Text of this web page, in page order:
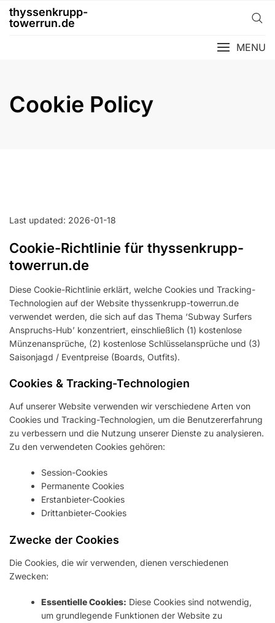
Skipthyssenkrupp-
towerrun.de
MENU
Cookie Policy
Last updated: 2026-01-18
Cookie-Richtlinie für thyssenkrupp-
towerrun.de
Diese Cookie-Richtlinie erklärt, welche Cookies und Tracking-
Technologien auf der Website thyssenkrupp-towerrun.de
verwendet werden, die sich auf das Thema ‘Subway Surfers
Anspruchs-Hub’ konzentriert, einschließlich (1) kostenlose
Münzenansprüche, (2) kostenlose Schlüsselansprüche und (3)
Saisonjagd / Eventpreise (Boards, Outfits).
Cookies & Tracking-Technologien
Auf unserer Website verwenden wir verschiedene Arten von
Cookies und Tracking-Technologien, um die Benutzererfahrung
zu verbessern und die Nutzung unserer Dienste zu analysieren.
Zu den verwendeten Cookies gehören:
Session-Cookies
Permanente Cookies
Erstanbieter-Cookies
Drittanbieter-Cookies
Zwecke der Cookies
Die Cookies, die wir verwenden, dienen verschiedenen
Zwecken:
Essentielle Cookies: Diese Cookies sind notwendig,
um grundlegende Funktionen der Website zu